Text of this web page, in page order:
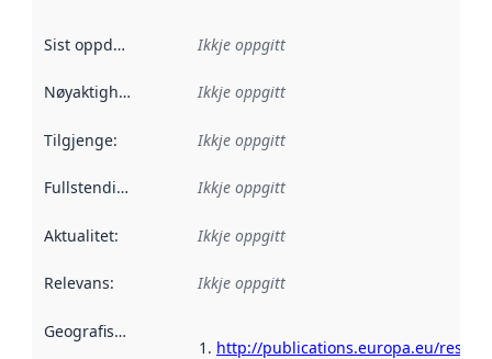
Sist oppdatert Ikkje oppgitt
Nøyaktigheit Ikkje oppgitt
Tilgjenge: Ikkje oppgitt
Fullstendigheit Ikkje oppgitt
Aktualitet: Ikkje oppgitt
Relevans: Ikkje oppgitt
Geografisk område
http://publications.europa.eu/